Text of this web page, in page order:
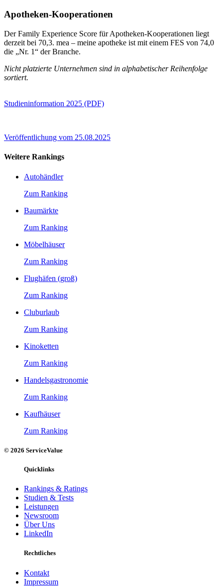
Apotheken-Kooperationen
Der Family Experience Score für Apotheken-Kooperationen liegt
derzeit bei 70,3. mea – meine apotheke ist mit einem FES von 74,0
die „Nr. 1“ der Branche.
Nicht platzierte Unternehmen sind in alphabetischer Reihenfolge
sortiert.
Studieninformation 2025 (PDF)
Veröffentlichung vom 25.08.2025
Weitere Rankings
Autohändler
Zum Ranking
Baumärkte
Zum Ranking
Möbelhäuser
Zum Ranking
Flughäfen (groß)
Zum Ranking
Cluburlaub
Zum Ranking
Kinoketten
Zum Ranking
Handelsgastronomie
Zum Ranking
Kaufhäuser
Zum Ranking
© 2026 ServiceValue
Quicklinks
Rankings & Ratings
Studien & Tests
Leistungen
Newsroom
Über Uns
LinkedIn
Rechtliches
Kontakt
Impressum